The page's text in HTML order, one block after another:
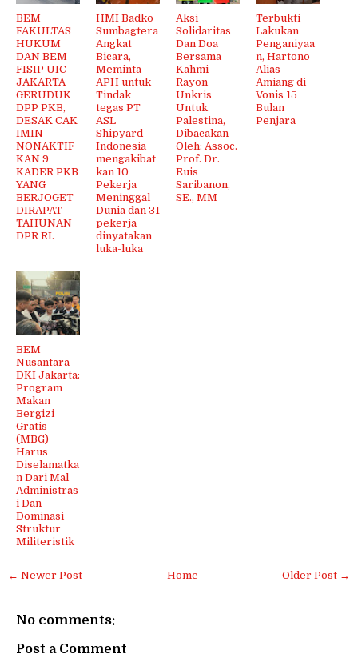
BEM
FAKULTAS
HUKUM
DAN BEM
FISIP UIC-
JAKARTA
GERUDUK
DPP PKB,
DESAK CAK
IMIN
NONAKTIF
KAN 9
KADER PKB
YANG
BERJOGET
DIRAPAT
TAHUNAN
DPR RI.
HMI Badko
Sumbagtera
Angkat
Bicara,
Meminta
APH untuk
Tindak
tegas PT
ASL
Shipyard
Indonesia
mengakibat
kan 10
Pekerja
Meninggal
Dunia dan 31
pekerja
dinyatakan
luka-luka
Aksi
Solidaritas
Dan Doa
Bersama
Kahmi
Rayon
Unkris
Untuk
Palestina,
Dibacakan
Oleh: Assoc.
Prof. Dr.
Euis
Saribanon,
SE., MM
Terbukti
Lakukan
Penganiyaa
n, Hartono
Alias
Amiang di
Vonis 15
Bulan
Penjara
BEM
Nusantara
DKI Jakarta:
Program
Makan
Bergizi
Gratis
(MBG)
Harus
Diselamatka
n Dari Mal
Administras
i Dan
Dominasi
Struktur
Militeristik
← Newer Post Older Post →
Home
No comments:
Post a Comment